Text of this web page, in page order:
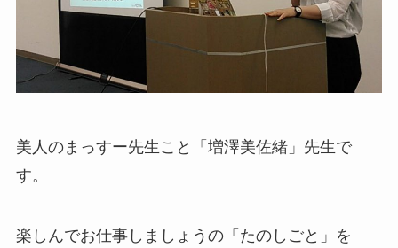
美人のまっすー先生こと「増澤美佐緒」先生で
す。
楽しんでお仕事しましょうの「たのしごと」を